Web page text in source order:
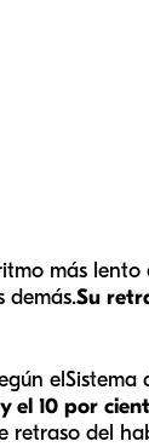
más
demás.Su
elSistema
el 10 por
del